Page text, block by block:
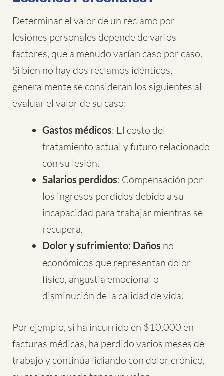
Determinar el valor de un reclamo por
lesiones personales depende de varios
factores, que a menudo varían caso por caso.
Si bien no hay dos reclamos idénticos,
generalmente se consideran los siguientes al
evaluar el valor de su caso:
Gastos médicos: El costo del
tratamiento actual y futuro relacionado
con su lesión.
Salarios perdidos: Compensación por
los ingresos perdidos debido a su
incapacidad para trabajar mientras se
recupera.
Dolor y sufrimiento: Daños no
económicos que representan dolor
físico, angustia emocional o
disminución de la calidad de vida.
Por ejemplo, si ha incurrido en $10,000 en
facturas médicas, ha perdido varios meses de
trabajo y continúa lidiando con dolor crónico,